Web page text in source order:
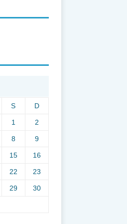
S D
1 2
8 9
15 16
22 23
29 30